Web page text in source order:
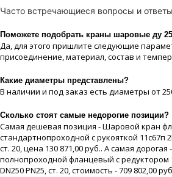
Часто встречающиеся вопросы и
Поможете подобрать краны шаровые ду
Да, для этого пришлите следующие
присоединение, материaл, состав и
Какие диaметры представлены?
В наличии и под заказ есть диaметры от
Сколько стоят самые недорогие позиции?
Самая дешевая позиция - Шаровой кран
стандартнопроходной с рукояткой 11с67п
ст. 20, цeна 130 871,00 руб.. А самая
полнопроходной фланцевый с редуктором
DN250 PN25, ст. 20, стоимость - 709 802,00